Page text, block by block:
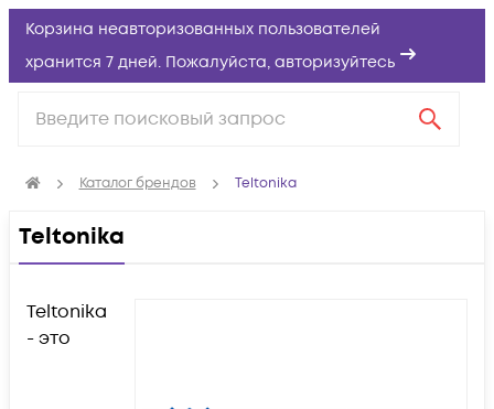
Корзина неавторизованных пользователей
хранится 7 дней. Пожалуйста, авторизуйтесь
Каталог брендов Teltonika
Teltonika
Teltonika
- это